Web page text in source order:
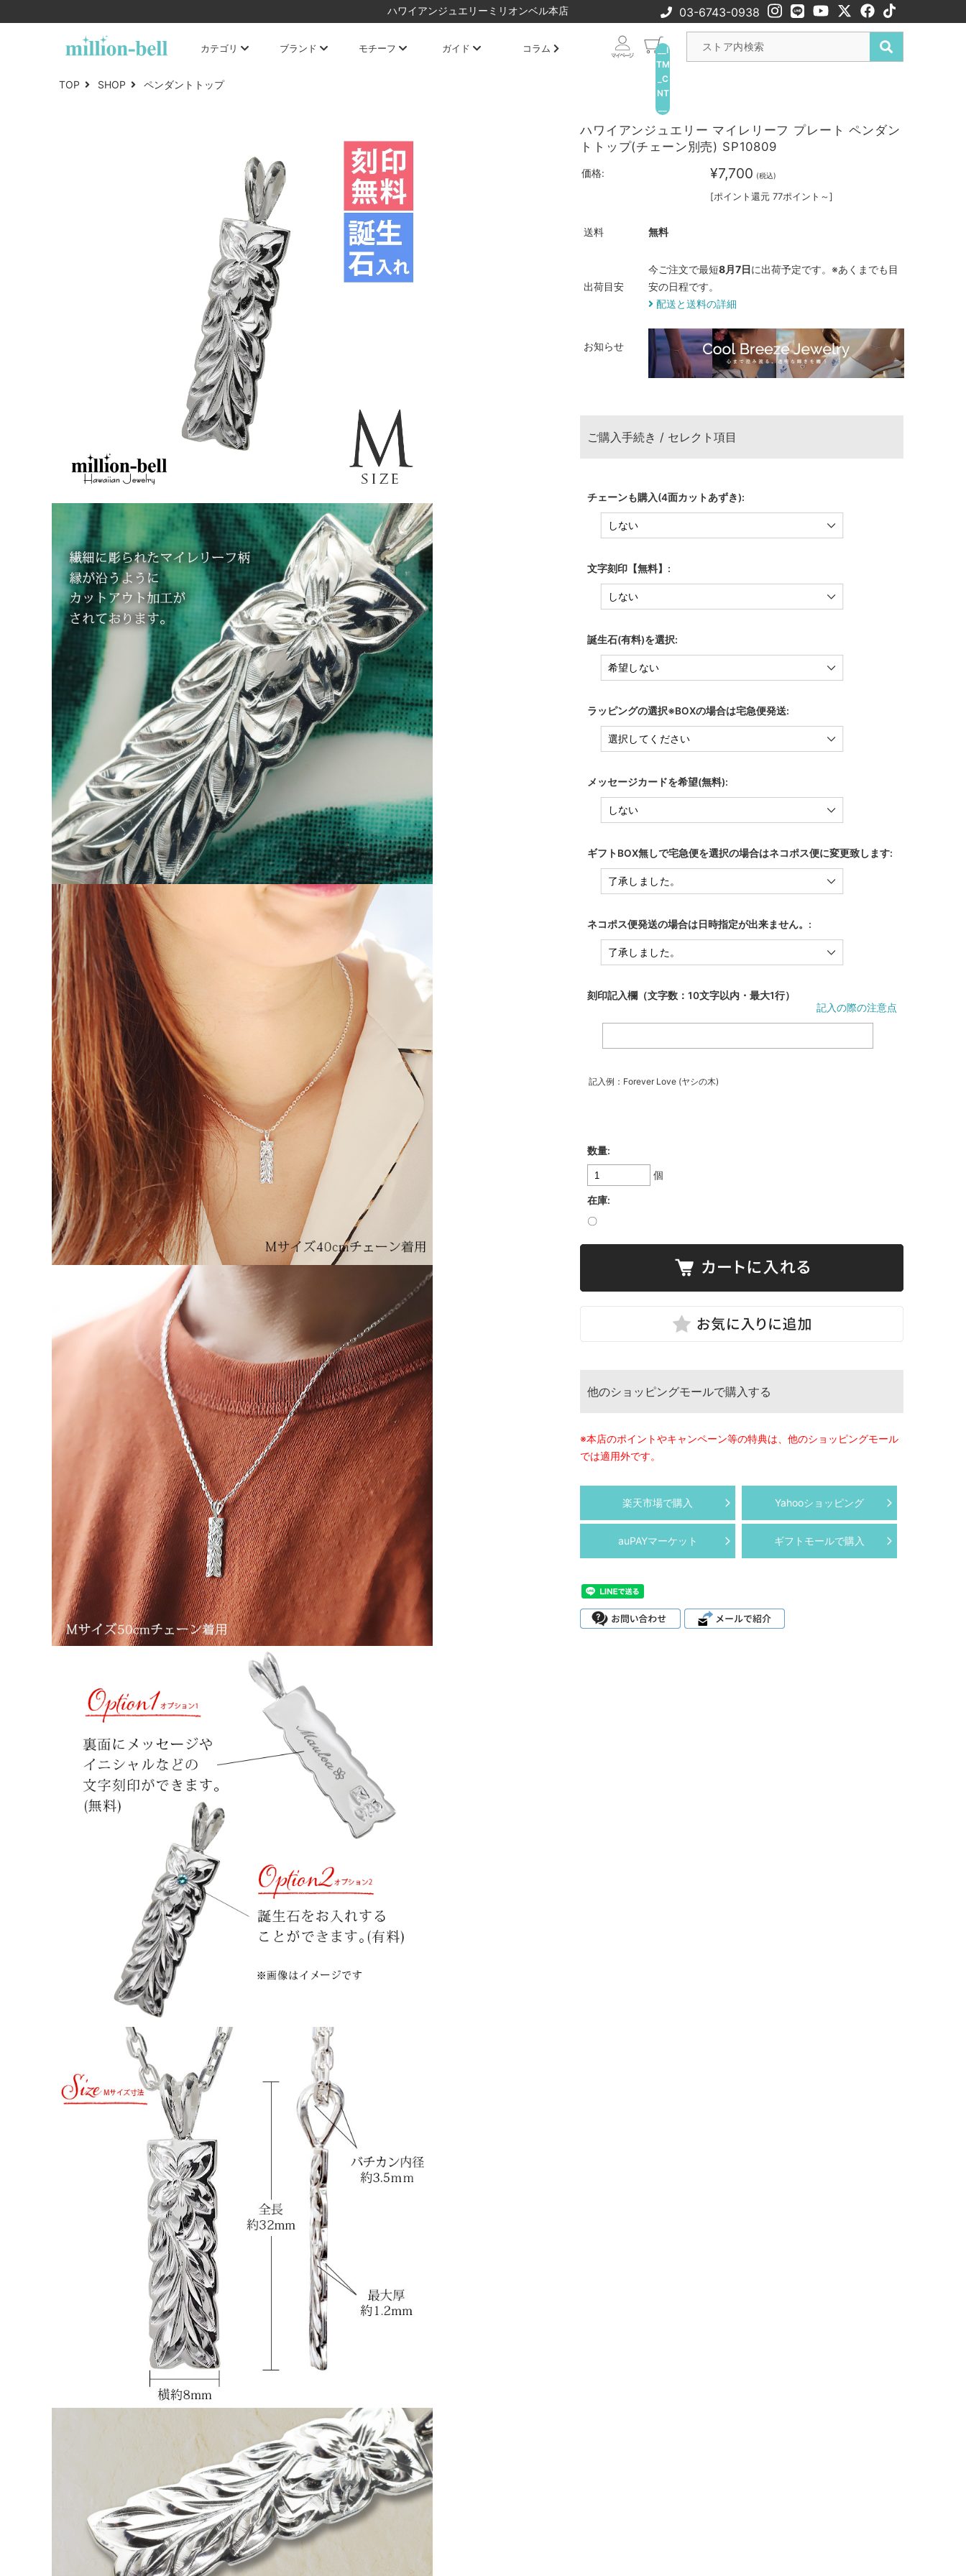
ハワイアンジュエリーミリオンベル本店 03-6743-0938
カテゴリ ブランド モチーフ ガイド コラム
__I
TM
_C
NT
TOP SHOP ペンダントトップ
ハワイアンジュエリー マイレリーフ プレート ペンダン
トトップ(チェーン別売) SP10809
価格: ¥7,700 (税込)
[ポイント還元 77ポイント～]
送料 無料
出荷目安
今ご注文で最短8月7日に出荷予定です。※あくまでも目
安の日程です。
配送と送料の詳細
お知らせ
ご購入手続き / セレクト項目
チェーンも購入(4面カットあずき):
文字刻印【無料】:
誕生石(有料)を選択:
ラッピングの選択※BOXの場合は宅急便発送:
メッセージカードを希望(無料):
ギフトBOX無しで宅急便を選択の場合はネコポス便に変更致します:
ネコポス便発送の場合は日時指定が出来ません。:
刻印記入欄（文字数：10文字以内・最大1行）
記入の際の注意点
記入例：Forever Love (ヤシの木)
数量:
個
在庫:
〇
他のショッピングモールで購入する
※本店のポイントやキャンペーン等の特典は、他のショッピングモール
では適用外です。
楽天市場で購入 Yahooショッピング
auPAYマーケット ギフトモールで購入